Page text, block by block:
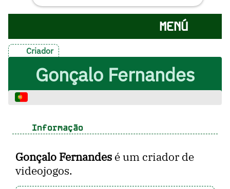
MENÚ
Criador
Gonçalo Fernandes
Informação
Gonçalo Fernandes é um criador de
videojogos.